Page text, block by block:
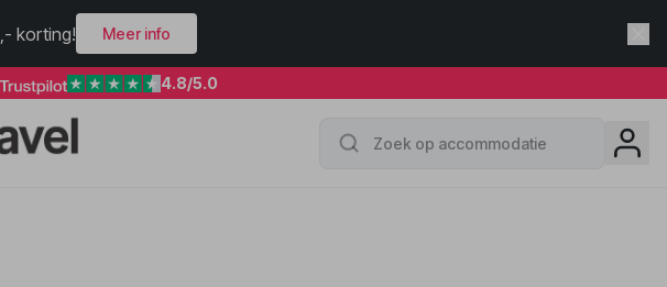
korting! Meer info
4.8/5.0